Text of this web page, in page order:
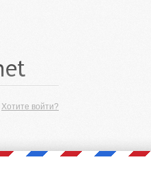
Хотите войти?